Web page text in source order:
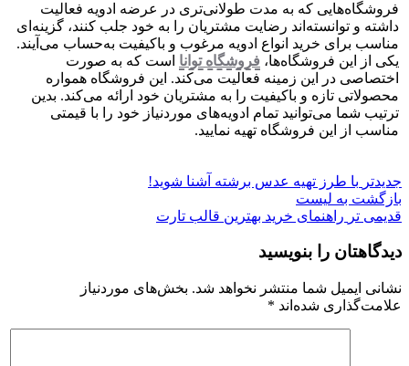
فروشگاه‌هایی که به مدت طولانی‌تری در عرضه ادویه فعالیت
داشته و توانسته‌اند رضایت مشتریان را به خود جلب کنند، گزینه‌ای
مناسب برای خرید انواع ادویه مرغوب و باکیفیت به‌حساب می‌آیند.
یکی از این فروشگاه‌ها، فروشگاه توانا است که به صورت
اختصاصی در این زمینه فعالیت می‌کند. این فروشگاه همواره
محصولاتی تازه و باکیفیت را به مشتریان خود ارائه می‌کند. بدین
ترتیب شما می‌توانید تمام ادویه‌های موردنیاز خود را با قیمتی
مناسب از این فروشگاه تهیه نمایید.
جدیدتر با طرز تهیه عدس برشته آشنا شوید!
بازگشت به لیست
قدیمی تر راهنمای خرید بهترین قالب تارت
دیدگاهتان را بنویسید
نشانی ایمیل شما منتشر نخواهد شد. بخش‌های موردنیاز
علامت‌گذاری شده‌اند *